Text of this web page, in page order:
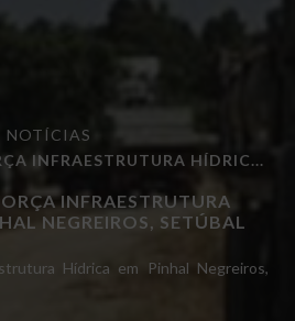
NOTÍCIAS
INFRAESTRUTURA HÍDRIC...
INFRAESTRUTURA
NEGREIROS, SETÚBAL
Hídrica em Pinhal Negreiros,